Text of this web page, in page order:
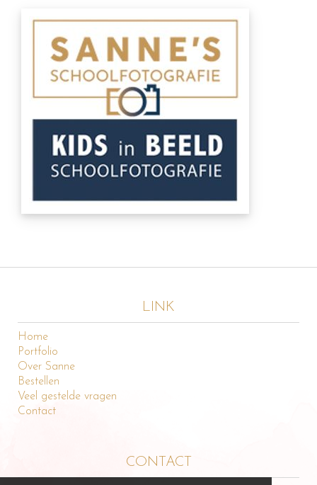
LINK
Home
Portfolio
Over Sanne
Bestellen
Veel gestelde vragen
Contact
CONTACT